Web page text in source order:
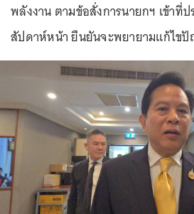
พลังงาน ตามข้อสั่งการนายกฯ เข้าที่
สัปดาห์หน้า ยืนยันจะพยายามแก้ไข